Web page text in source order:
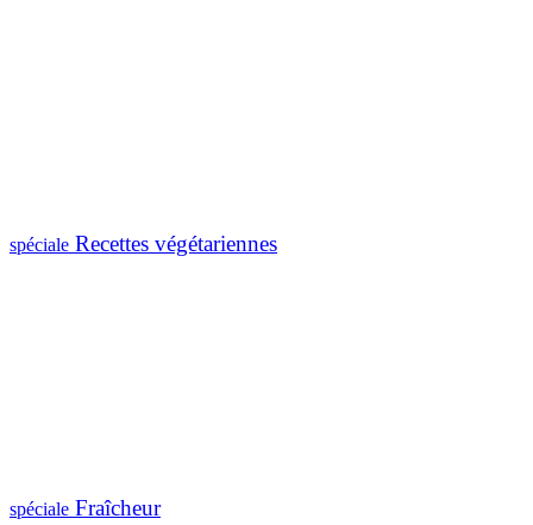
spéciale Recettes végétariennes
spéciale Fraîcheur